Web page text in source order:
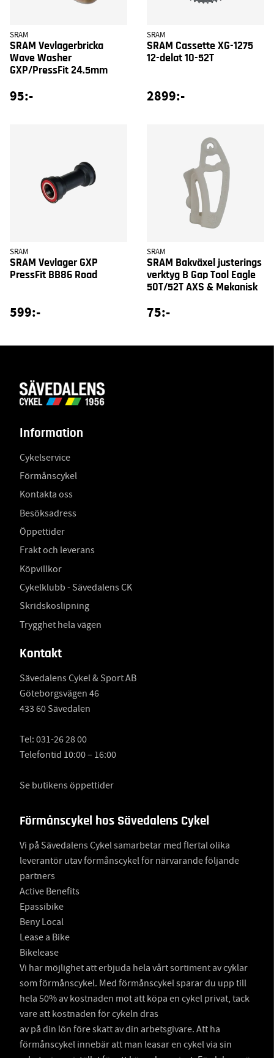
SRAM
SRAM Vevlagerbricka
Wave Washer
GXP/PressFit 24.5mm
95:-
SRAM
SRAM Cassette XG-1275
12-delat 10-52T
2899:-
SRAM
SRAM Vevlager GXP
PressFit BB86 Road
599:-
SRAM
SRAM Bakväxel justerings
verktyg B Gap Tool Eagle
50T/52T AXS & Mekanisk
75:-
Information
Cykelservice
Förmånscykel
Kontakta oss
Besöksadress
Öppettider
Frakt och leverans
Köpvillkor
Cykelklubb - Sävedalens CK
Skridskoslipning
Trygghet hela vägen
Kontakt
Sävedalens Cykel & Sport AB
Göteborgsvägen 46
433 60 Sävedalen
Tel: 031-26 28 00
Telefontid 10:00 – 16:00
Se butikens öppettider
Förmånscykel hos Sävedalens Cykel
Vi på Sävedalens Cykel samarbetar med flertal olika
leverantör utav förmånscykel för närvarande följande
partners
Active Benefits
Epassibike
Beny Local
Lease a Bike
Bikelease
Vi har möjlighet att erbjuda hela vårt sortiment av cyklar
som förmånscykel. Med förmånscykel sparar du upp till
hela 50% av kostnaden mot att köpa en cykel privat, tack
vare att kostnaden för cykeln dras
av på din lön före skatt av din arbetsgivare. Att ha
förmånscykel innebär att man leasar en cykel via sin